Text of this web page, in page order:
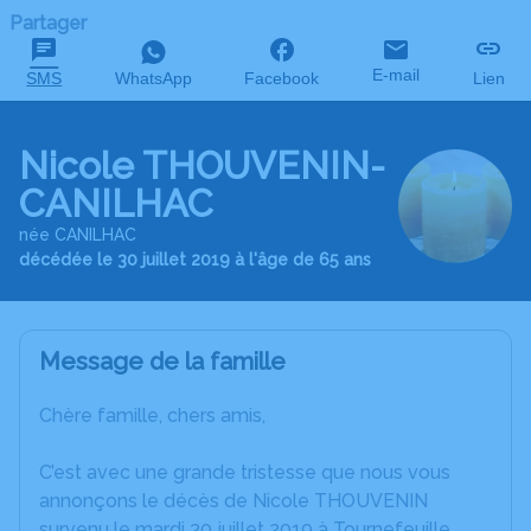
Partager
SMS WhatsApp Facebook E-mail Lien
Nicole THOUVENIN-
CANILHAC
née CANILHAC
décédée le 30 juillet 2019 à l'âge de 65 ans
Message de la famille
Chère famille, chers amis,
C’est avec une grande tristesse que nous vous
annonçons le décès de Nicole THOUVENIN